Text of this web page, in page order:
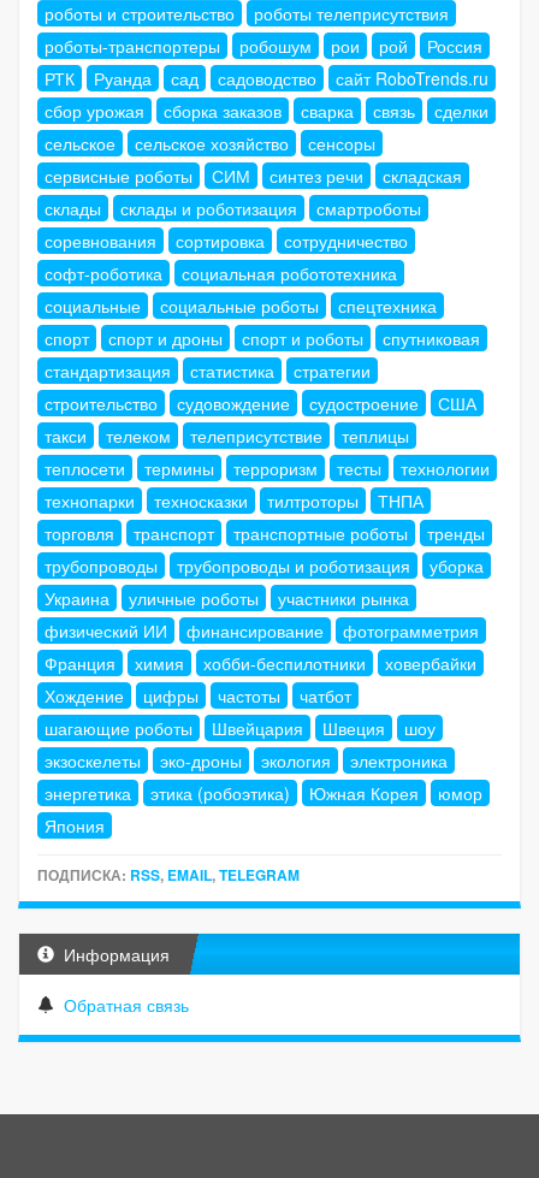
роботы и строительство
роботы телеприсутствия
роботы-транспортеры
робошум рои рой
Россия
РТК
Руанда сад садоводство
сайт RoboTrends.ru
сбор урожая
сборка заказов сварка связь
сделки
сельское
сельское хозяйство
сенсоры
сервисные роботы
СИМ синтез речи
складская
склады
склады и роботизация
смартроботы
соревнования
сортировка
сотрудничество
софт-роботика
социальная робототехника
социальные
социальные роботы
спецтехника
спорт
спорт и дроны спорт и роботы
спутниковая
стандартизация
статистика
стратегии
строительство
судовождение судостроение
США
такси
телеком телеприсутствие
теплицы
теплосети
термины терроризм тесты
технологии
технопарки
техносказки тилтроторы
ТНПА
торговля
транспорт транспортные роботы
тренды
трубопроводы
трубопроводы и роботизация
уборка
Украина
уличные роботы
участники рынка
физический ИИ
финансирование
фотограмметрия
Франция
химия хобби-беспилотники
ховербайки
Хождение
цифры частоты
чатбот
шагающие роботы
Швейцария Швеция
шоу
экзоскелеты
эко-дроны экология
электроника
энергетика
этика (робоэтика) Южная Корея
юмор
Япония
ПОДПИСКА: RSS, EMAIL,TELEGRAM
Информация
Обратная связь